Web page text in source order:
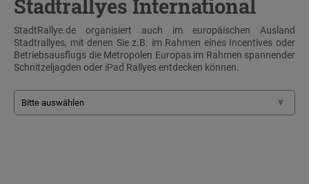
Stadtrallyes International
StadtRallye.de organisiert auch im europäischen Ausland
Stadtrallyes, mit denen Sie z.B. im Rahmen eines Incentives oder
Betriebsausflugs die Metropolen Europas im Rahmen spannender
Schnitzeljagden oder iPad Rallyes entdecken können.